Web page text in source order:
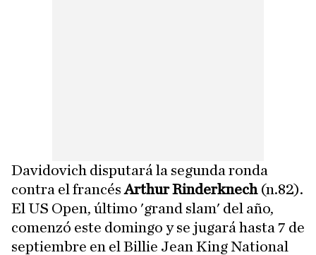
Davidovich disputará la segunda ronda
contra el francésArthur Rinderknech (n.82).
El US Open, último 'grand slam' del año,
comenzó este domingo y se jugará hasta 7 de
septiembre en el Billie Jean King National